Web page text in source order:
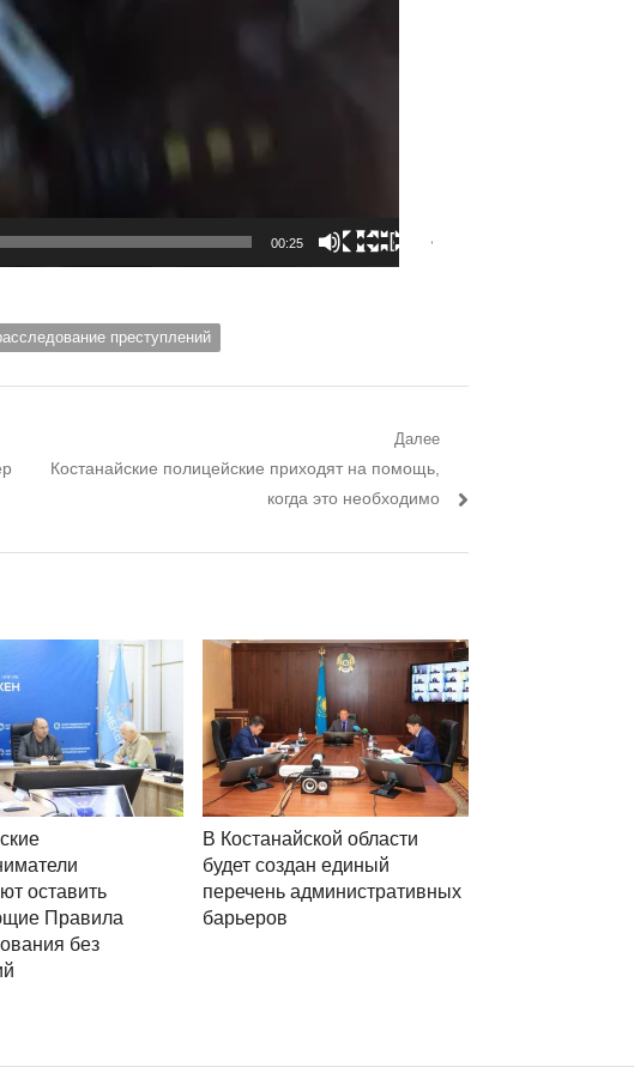
00:25
преступлений
Далее
Следующий пост:
Костанайские полицейские приходят на помощь,
когда это необходимо
оставить
Правила
без
В Костанайской области
будет создан единый
перечень административных
барьеров